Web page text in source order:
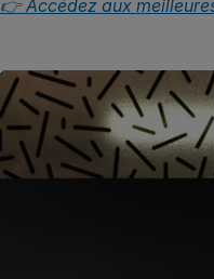
👉 Accédez aux